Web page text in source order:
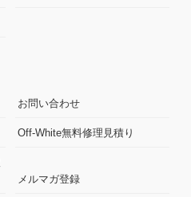
お問い合わせ
Off-White無料修理見積り
メルマガ登録